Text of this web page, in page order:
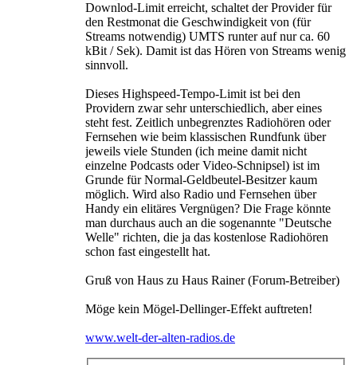
Downlod-Limit erreicht, schaltet der Provider für
den Restmonat die Geschwindigkeit von (für
Streams notwendig) UMTS runter auf nur ca. 60
kBit / Sek). Damit ist das Hören von Streams wenig
sinnvoll.
Dieses Highspeed-Tempo-Limit ist bei den
Providern zwar sehr unterschiedlich, aber eines
steht fest. Zeitlich unbegrenztes Radiohören oder
Fernsehen wie beim klassischen Rundfunk über
jeweils viele Stunden (ich meine damit nicht
einzelne Podcasts oder Video-Schnipsel) ist im
Grunde für Normal-Geldbeutel-Besitzer kaum
möglich. Wird also Radio und Fernsehen über
Handy ein elitäres Vergnügen? Die Frage könnte
man durchaus auch an die sogenannte "Deutsche
Welle" richten, die ja das kostenlose Radiohören
schon fast eingestellt hat.
Gruß von Haus zu Haus Rainer (Forum-Betreiber)
Möge kein Mögel-Dellinger-Effekt auftreten!
www.welt-der-alten-radios.de